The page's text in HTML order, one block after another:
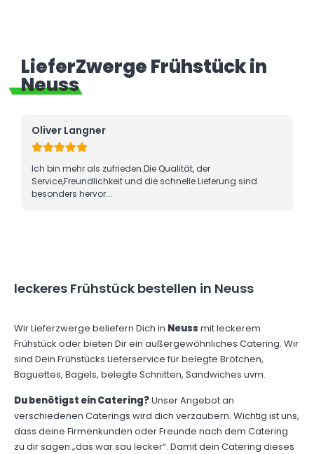
LieferZwerge Frühstück in
Neuss
Oliver Langner
Ich bin mehr als zufrieden.Die Qualität, der
Service,Freundlichkeit und die schnelle Lieferung sind
besonders hervor...
leckeres Frühstück bestellen in Neuss
Wir Lieferzwerge beliefern Dich in Neuss mit leckerem
Frühstück oder bieten Dir ein außergewöhnliches Catering. Wir
sind Dein Frühstücks Lieferservice für belegte Brötchen,
Baguettes, Bagels, belegte Schnitten, Sandwiches uvm.
Du benötigst ein Catering?Unser Angebot an
verschiedenen Caterings wird dich verzaubern. Wichtig ist uns,
dass deine Firmenkunden oder Freunde nach dem Catering
zu dir sagen „das war sau lecker“. Damit dein Catering dieses